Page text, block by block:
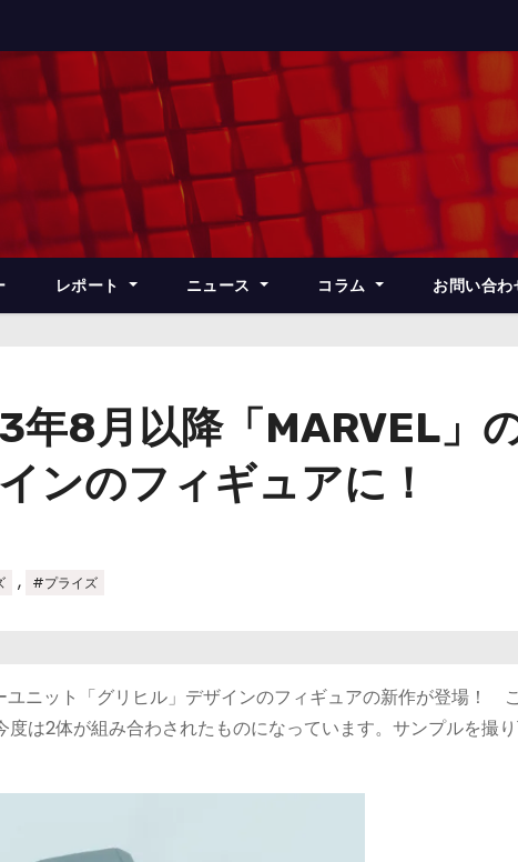
レポート ニュース コラム お問い合わ
8月以降「MARVEL」
ンのフィギュアに！
, #プライズ
ユニット「グリヒル」デザインのフィギュアの新作が登場！
は2体が組み合わされたものになっています。サンプルを撮